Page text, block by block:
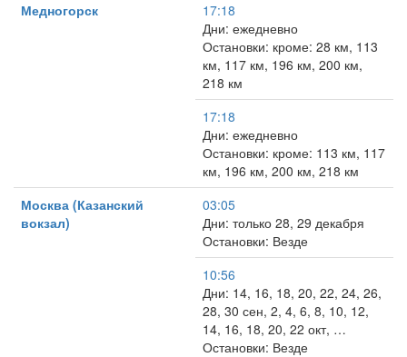
Медногорск
17:18
Дни: ежедневно
Остановки: кроме: 28 км, 113
км, 117 км, 196 км, 200 км,
218 км
17:18
Дни: ежедневно
Остановки: кроме: 113 км, 117
км, 196 км, 200 км, 218 км
Москва (Казанский
вокзал)
03:05
Дни: только 28, 29 декабря
Остановки: Везде
10:56
Дни: 14, 16, 18, 20, 22, 24, 26,
28, 30 сен, 2, 4, 6, 8, 10, 12,
14, 16, 18, 20, 22 окт, …
Остановки: Везде